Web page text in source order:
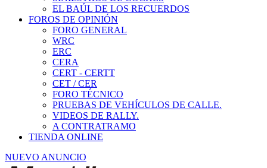
EL BAÚL DE LOS RECUERDOS
FOROS DE OPINIÓN
FORO GENERAL
WRC
ERC
CERA
CERT - CERTT
CET / CER
FORO TÉCNICO
PRUEBAS DE VEHÍCULOS DE CALLE.
VIDEOS DE RALLY.
A CONTRATRAMO
TIENDA ONLINE
NUEVO ANUNCIO